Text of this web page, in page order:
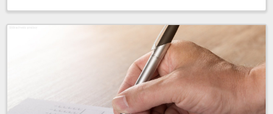
11 Plätze